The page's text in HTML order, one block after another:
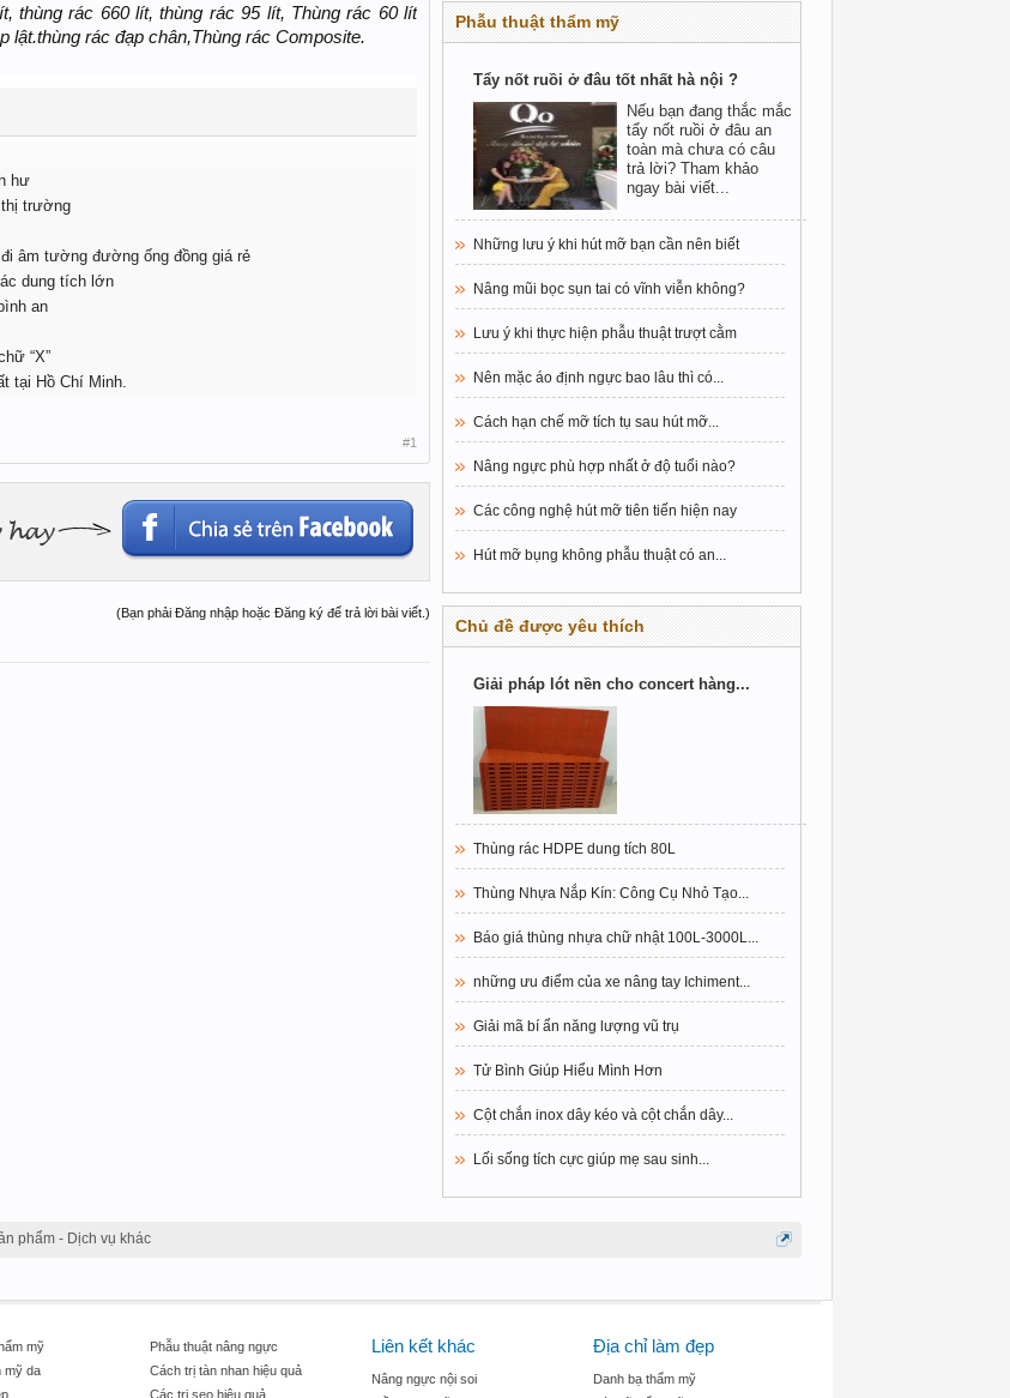
thùng rác 660 lít, thùng rác 95 lít, Thùng rác 60 lít
lật.thùng rác đạp chân,Thùng rác Composite.
hư
thị trường
âm tường đường ống đồng giá rẻ
dung tích lớn
an
“X”
tại Hồ Chí Minh.
#1
(Bạn phải Đăng nhập hoặc Đăng ký để trả lời bài viết.)
Phẫu thuật thẩm mỹ
Tẩy nốt ruồi ở đâu tốt nhất hà nội ?
Nếu bạn đang thắc mắc
tẩy nốt ruồi ở đâu an
toàn mà chưa có câu
trả lời? Tham khảo
ngay bài viết...
Những lưu ý khi hút mỡ bạn cần nên biết
Nâng mũi bọc sụn tai có vĩnh viễn không?
Lưu ý khi thực hiện phẫu thuật trượt cằm
Nên mặc áo định ngực bao lâu thì có...
Cách hạn chế mỡ tích tụ sau hút mỡ...
Nâng ngực phù hợp nhất ở độ tuổi nào?
Các công nghệ hút mỡ tiên tiến hiện nay
Hút mỡ bụng không phẫu thuật có an...
Chủ đề được yêu thích
Giải pháp lót nền cho concert hàng...
Thùng rác HDPE dung tích 80L
Thùng Nhựa Nắp Kín: Công Cụ Nhỏ Tạo...
Báo giá thùng nhựa chữ nhật 100L-3000L...
những ưu điểm của xe nâng tay Ichiment...
Giải mã bí ẩn năng lượng vũ trụ
Tử Bình Giúp Hiểu Mình Hơn
Cột chắn inox dây kéo và cột chắn dây...
Lối sống tích cực giúp mẹ sau sinh...
phẩm - Dịch vụ khác
mỹ
mỹ da
Phẫu thuật nâng ngực
Cách trị tàn nhan hiệu quả
Các trị sẹo hiệu quả
Liên kết khác
Nâng ngực nội soi
Địa chỉ làm đẹp
Danh bạ thẩm mỹ